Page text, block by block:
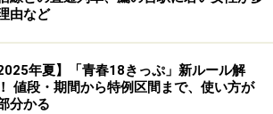
由など
2025年夏】「青春18きっぷ」新ルール解
値段・期間から特例区間まで、使い方が
分かる